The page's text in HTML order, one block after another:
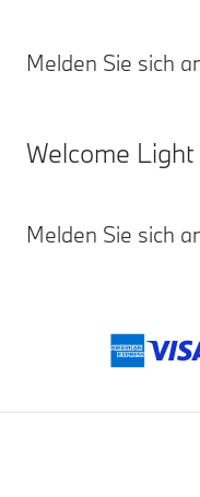
Melden Sie sich
Welcome
Melden Sie sich